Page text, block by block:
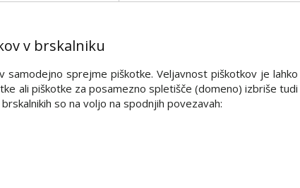
v brskalniku
samodejno sprejme piškotke. Veljavnost piškotkov je
ali piškotke za posamezno spletišče (domeno) izbriše
so na voljo na spodnjih povezavah: